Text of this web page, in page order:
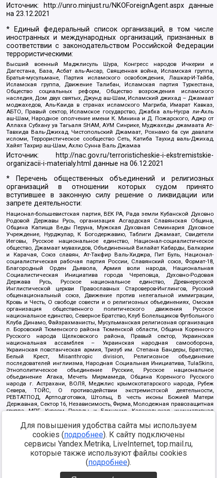
Источник: http://unro.minjust.ru/NKOForeignAgent.aspxданные
на23.12.2021
* Единый федеральный список организаций, в том числе
иностранных и международных организаций, признанных в
соответствии с законодательством Российской Федерации
террористическими:
Высший военный Маджлисуль Шура, Конгресс народов Ичкерии и
Дагестана, База, Асбат аль-Ансар, Священная война, Исламская группа,
Братья-мусульмане, Партия исламского освобождения, Лашкар-И-Тайба,
Исламская группа, Движение Талибан, Исламская партия Туркестана,
Общество социальных реформ, Общество возрождения исламского
наследия, Дом двух святых, Джунд аш-Шам, Исламский джихад – Джамаат
моджахедов, Аль-Каида в странах исламского Магриба, Имарат Кавказ,
АБТО, Правый сектор, Исламское государство, Джабха аль-Нусра ли-Ахль
аш-Шам, Народное ополчение имени К. Минина и Д. Пожарского, Аджр от
Аллаха Субхану уа Тагьаля SHAM, АУМ Синрике, Муджахеды джамаата Ат-
Тавхида Валь-Джихад, Чистопольский Джамаат, Рохнамо ба суи давлати
исломи, Террористическое сообщество Сеть, Катиба Таухид валь-Джихад,
Хайят Тахрир аш-Шам, Ахлю Сунна Валь Джамаа
Источник:
http://nac.gov.ru/terroristicheskie-i-ekstremistskie-
organizacii-i-materialy.html данные на06.12.2021
* Перечень общественных объединений и религиозных
организаций в отношении которых судом принято
вступившее в законную силу решение о ликвидации или
запрете деятельности:
Национал-большевистская партия, ВЕК РА, Рада земли Кубанской Духовно
Родовой Державы Русь, организация Асгардская Славянская Община,
Община Капища Веды Перуна, Мужская Духовная Семинария Духовное
Учреждение, Нурджулар, К Богодержавию, Таблиги Джамаат, Свидетели
Иеговы, Русское национальное единство, Национал-социалистическое
общество, Джамаат мувахидов, Объединенный Вилайат Кабарды, Балкарии
и Карачая, Союз славян, Ат-Такфир Валь-Хиджра, Пит Буль, Национал-
социалистическая рабочая партия России, Славянский союз, Формат-18,
Благородный Орден Дьявола, Армия воли народа, Национальная
Социалистическая Инициатива города Череповца, Духовно-Родовая
Держава Русь, Русское национальное единство, Древнерусской
Инглистической церкви Православных Староверов-Инглингов, Русский
общенациональный союз, Движение против нелегальной иммиграции,
Кровь и Честь, О свободе совести и о религиозных объединениях, Омская
организация общественного политического движения Русское
национальное единство, Северное Братство, Клуб Болельщиков Футбольного
Клуба Динамо, Файзрахманисты, Мусульманская религиозная организация
п. Боровский Тюменского района Тюменской области, Община Коренного
Русского народа Щелковского района, Правый сектор, Украинская
национальная ассамблея – Украинская народная самооборона,
Украинская повстанческая армия, Тризуб им. Степана Бандеры, Братство,
Белый Крест, Misanthropic division, Религиозное объединение
последователей инглиизма, Народная Социальная Инициатива, TulaSkins,
Этнополитическое объединение Русские, Русское национальное
объединение Атака, Мечеть Мирмамеда, Община Коренного Русского
народа г. Астрахани, ВОЛЯ, Меджлис крымскотатарского народа, Рубеж
Севера, ТОЙС, О противодействии экстремистской деятельности,
РЕВТАТПОД, Артподготовка, Штольц, В честь иконы Божией Матери
Державная, Сектор 16, Независимость, Фирма, Молодежная правозащитная
группа МПГ, Курсом Правды и Единения, Каракольская инициативная
Благотворительный пансионат Ак Умут, Русская республика Русь,
Арестантское уголовное единство, Башкорт, Нация и свобода, W.H.С., Фалунь
Дафа, Иртыш Ultras, Русский Патриотический клуб-Новокузнецк/РПК,
Сибирский державный союз, Фонд борьбы с коррупцией, Фонд защиты прав
граждан, Штабы Навального, Совет граждан СССР Прикубанского округа г.
Краснодара
https://minjust.gov.ru/ru/documents/7822/
Для повышения удобства сайта мы используем
cookies (подробнее). К сайту подключены
сервисы Yandex.Metrika, LiveInternet, top.mail.ru,
которые также используют файлы cookies
(подробнее).